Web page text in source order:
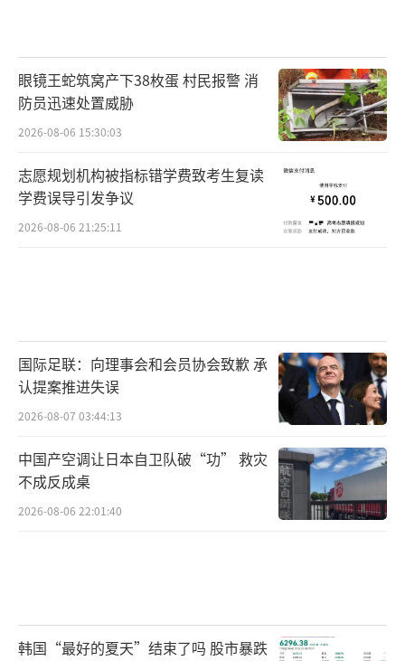
眼镜王蛇筑窝产下38枚蛋 村民报警 消
防员迅速处置威胁
2026-08-06 15:30:03
志愿规划机构被指标错学费致考生复读
学费误导引发争议
2026-08-06 21:25:11
国际足联：向理事会和会员协会致歉 承
认提案推进失误
2026-08-07 03:44:13
中国产空调让日本自卫队破“功” 救灾
不成反成桌
2026-08-06 22:01:40
韩国“最好的夏天”结束了吗 股市暴跌